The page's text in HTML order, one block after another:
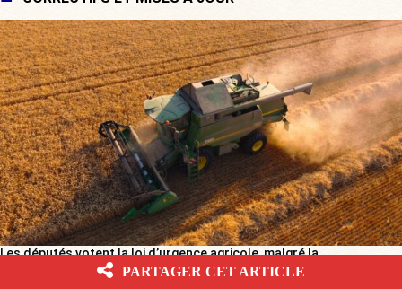
Les députés votent la loi d’urgence agricole, malgré la
« bordélisation » de la gauchePARTAGER CET ARTICLE